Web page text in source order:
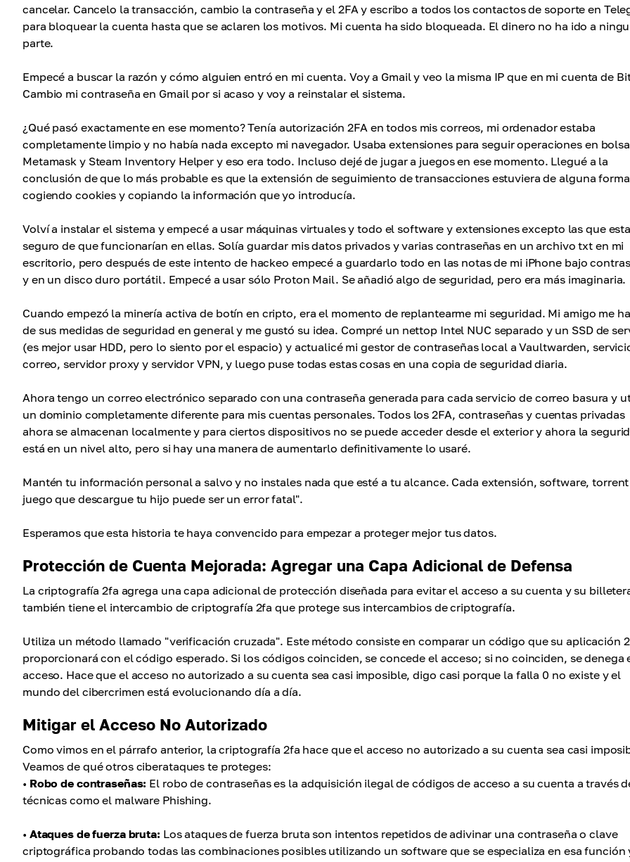
cancelar. Cancelo la transacción, cambio la contraseña y el 2FA y escribo a todos los contactos de soporte en
para bloquear la cuenta hasta que se aclaren los motivos. Mi cuenta ha sido bloqueada. El dinero no ha ido a
parte.
Empecé a buscar la razón y cómo alguien entró en mi cuenta. Voy a Gmail y veo la misma IP que en mi cuenta de
Cambio mi contraseña en Gmail por si acaso y voy a reinstalar el sistema.
¿Qué pasó exactamente en ese momento? Tenía autorización 2FA en todos mis correos, mi ordenador estaba
completamente limpio y no había nada excepto mi navegador. Usaba extensiones para seguir operaciones en
Metamask y Steam Inventory Helper y eso era todo. Incluso dejé de jugar a juegos en ese momento. Llegué a la
conclusión de que lo más probable es que la extensión de seguimiento de transacciones estuviera de alguna forma
cogiendo cookies y copiando la información que yo introducía.
Volví a instalar el sistema y empecé a usar máquinas virtuales y todo el software y extensiones excepto las que
seguro de que funcionarían en ellas. Solía guardar mis datos privados y varias contraseñas en un archivo txt en mi
escritorio, pero después de este intento de hackeo empecé a guardarlo todo en las notas de mi iPhone bajo
y en un disco duro portátil. Empecé a usar sólo Proton Mail. Se añadió algo de seguridad, pero era más imaginaria.
Cuando empezó la minería activa de botín en cripto, era el momento de replantearme mi seguridad. Mi amigo me
de sus medidas de seguridad en general y me gustó su idea. Compré un nettop Intel NUC separado y un SSD de
(es mejor usar HDD, pero lo siento por el espacio) y actualicé mi gestor de contraseñas local a Vaultwarden,
correo, servidor proxy y servidor VPN, y luego puse todas estas cosas en una copia de seguridad diaria.
Ahora tengo un correo electrónico separado con una contraseña generada para cada servicio de correo basura y
un dominio completamente diferente para mis cuentas personales. Todos los 2FA, contraseñas y cuentas privadas
ahora se almacenan localmente y para ciertos dispositivos no se puede acceder desde el exterior y ahora la
está en un nivel alto, pero si hay una manera de aumentarlo definitivamente lo usaré.
Mantén tu información personal a salvo y no instales nada que esté a tu alcance. Cada extensión, software,
juego que descargue tu hijo puede ser un error fatal".
Esperamos que esta historia te haya convencido para empezar a proteger mejor tus datos.
Protección de Cuenta Mejorada: Agregar una Capa Adicional de Defensa
La criptografía 2fa agrega una capa adicional de protección diseñada para evitar el acceso a su cuenta y su
también tiene el intercambio de criptografía 2fa que protege sus intercambios de criptografía.
Utiliza un método llamado "verificación cruzada". Este método consiste en comparar un código que su aplicación
proporcionará con el código esperado. Si los códigos coinciden, se concede el acceso; si no coinciden, se denega
acceso. Hace que el acceso no autorizado a su cuenta sea casi imposible, digo casi porque la falla 0 no existe y el
mundo del cibercrimen está evolucionando día a día.
Mitigar el Acceso No Autorizado
Como vimos en el párrafo anterior, la criptografía 2fa hace que el acceso no autorizado a su cuenta sea casi
Veamos de qué otros ciberataques te proteges:
• Robo de contraseñas: El robo de contraseñas es la adquisición ilegal de códigos de acceso a su cuenta a través
técnicas como el malware Phishing.
• Ataques de fuerza bruta: Los ataques de fuerza bruta son intentos repetidos de adivinar una contraseña o clave
criptográfica probando todas las combinaciones posibles utilizando un software que se especializa en esa función